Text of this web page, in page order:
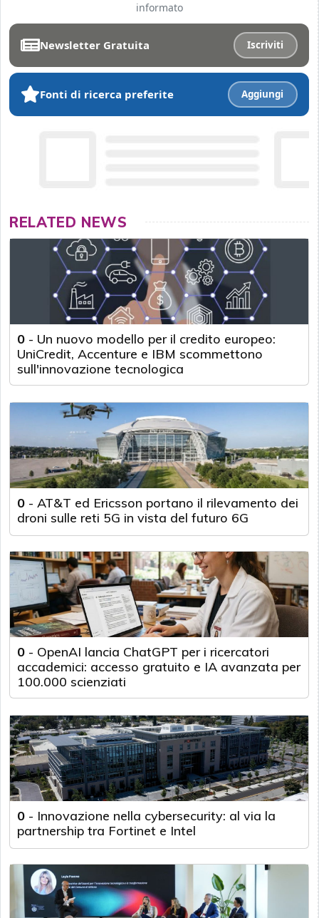
informato
Newsletter Gratuita Iscriviti
Fonti di ricerca preferite Aggiungi
RELATED NEWS
0 - Un nuovo modello per il credito europeo:
UniCredit, Accenture e IBM scommettono
sull'innovazione tecnologica
0 - AT&T ed Ericsson portano il rilevamento dei
droni sulle reti 5G in vista del futuro 6G
0 - OpenAI lancia ChatGPT per i ricercatori
accademici: accesso gratuito e IA avanzata per
100.000 scienziati
0 - Innovazione nella cybersecurity: al via la
partnership tra Fortinet e Intel